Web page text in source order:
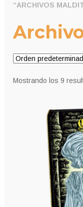
“ARCHIVOS
Mostrando los 9